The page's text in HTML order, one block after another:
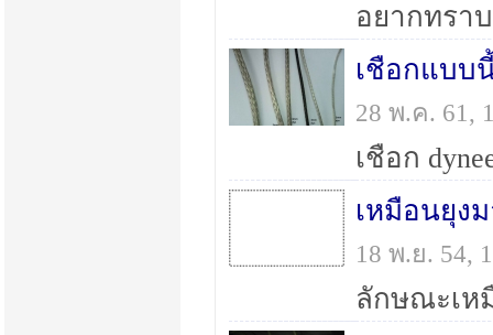
เชือกแบบ
28 พ.ค. 61,
เหมือนยุง
18 พ.ย. 54,